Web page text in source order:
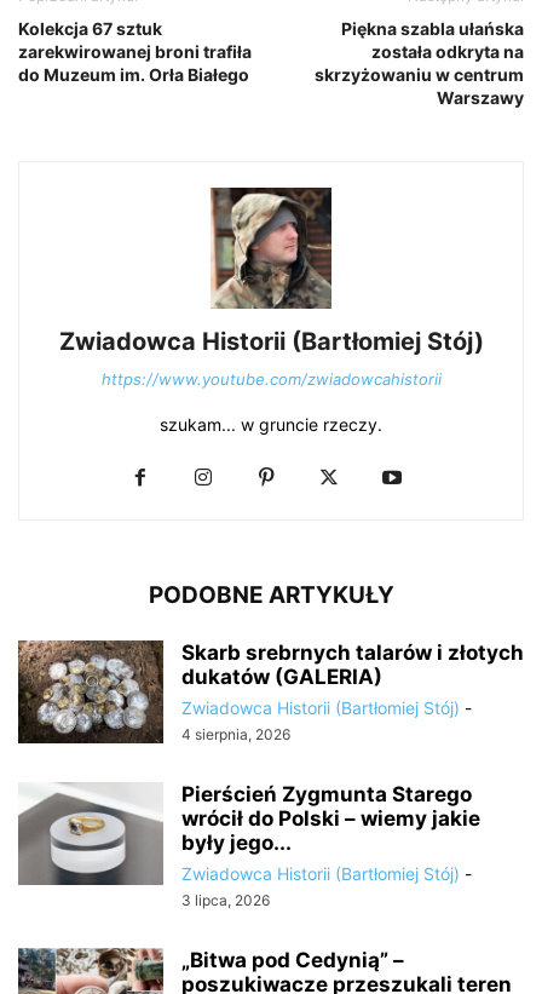
Kolekcja 67 sztuk
zarekwirowanej broni trafiła
do Muzeum im. Orła Białego
Piękna szabla ułańska
została odkryta na
skrzyżowaniu w centrum
Warszawy
Zwiadowca Historii (Bartłomiej Stój)
https://www.youtube.com/zwiadowcahistorii
szukam... w gruncie rzeczy.
PODOBNE ARTYKUŁY
Skarb srebrnych talarów i złotych
dukatów (GALERIA)
Zwiadowca Historii (Bartłomiej Stój) -
4 sierpnia, 2026
Pierścień Zygmunta Starego
wrócił do Polski – wiemy jakie
były jego...
Zwiadowca Historii (Bartłomiej Stój) -
3 lipca, 2026
„Bitwa pod Cedynią” –
poszukiwacze przeszukali teren